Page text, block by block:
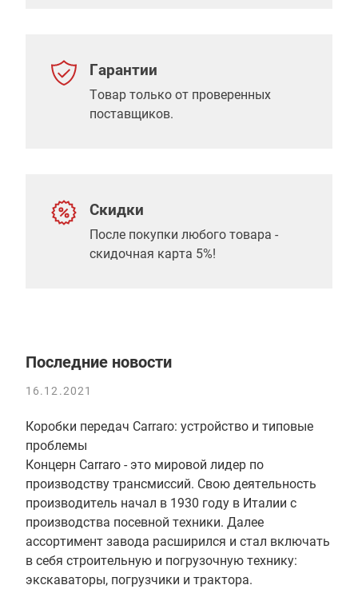
Гарантии
Товар только от проверенных
поставщиков.
Скидки
После покупки любого товара -
скидочная карта 5%!
Последние новости
16.12.2021
Коробки передач Carraro: устройство и типовые
проблемы
Концерн Carraro - это мировой лидер по
производству трансмиссий. Свою деятельность
производитель начал в 1930 году в Италии с
производства посевной техники. Далее
ассортимент завода расширился и стал включать
в себя строительную и погрузочную технику:
экскаваторы, погрузчики и трактора.